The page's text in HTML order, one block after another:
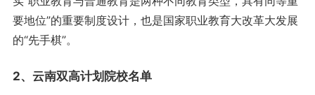
要地位”的重要制度设计，也是国家职业教育大改革大发展
的“先手棋”。
2、云南双高计划院校名单